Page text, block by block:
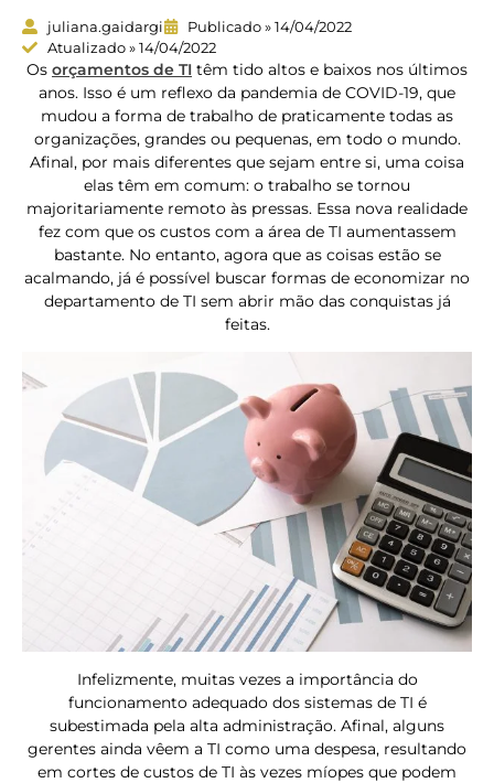
juliana.gaidargi
Publicado » 14/04/2022
Atualizado » 14/04/2022
Os orçamentos de TI têm tido altos e baixos nos últimos
anos. Isso é um reflexo da pandemia de COVID-19, que
mudou a forma de trabalho de praticamente todas as
organizações, grandes ou pequenas, em todo o mundo.
Afinal, por mais diferentes que sejam entre si, uma coisa
elas têm em comum: o trabalho se tornou
majoritariamente remoto às pressas. Essa nova realidade
fez com que os custos com a área de TI aumentassem
bastante. No entanto, agora que as coisas estão se
acalmando, já é possível buscar formas de economizar no
departamento de TI sem abrir mão das conquistas já
feitas.
Infelizmente, muitas vezes a importância do
funcionamento adequado dos sistemas de TI é
subestimada pela alta administração. Afinal, alguns
gerentes ainda vêem a TI como uma despesa, resultando
em cortes de custos de TI às vezes míopes que podem